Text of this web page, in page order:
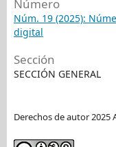
Número
Núm. 19 (2025):
digital
Sección
SECCIÓN GENERAL
Derechos de autor 2025